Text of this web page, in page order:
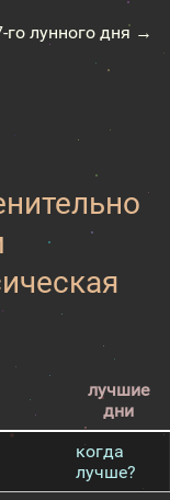
го лунного дня →
лучшие
дни
когда
лучше?